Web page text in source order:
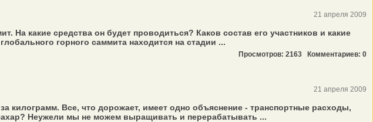
21 апреля 2009
какие средства он будет проводиться? Каков состав его участников и какие
горного саммита находится на стадии ...
Просмотров: 2163 Комментариев: 0
21 апреля 2009
килограмм. Все, что дорожает, имеет одно объяснение - транспортные расходы,
Неужели мы не можем выращивать и перерабатывать ...